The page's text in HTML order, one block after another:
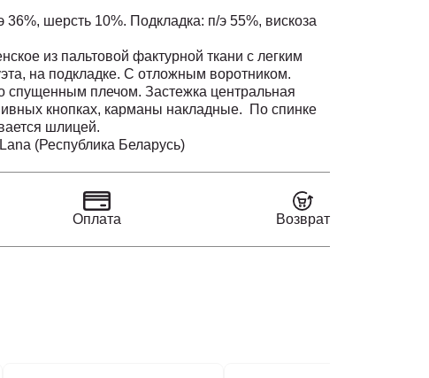
шерсть 10%. Подкладка: п/э 55%, вискоза
из пальтовой фактурной ткани с легким
на подкладке. С отложным воротником.
спущенным плечом. Застежка центральная
кнопках, карманы накладные. По спинке
шлицей.
(Республика Беларусь)
Оплата Возврат